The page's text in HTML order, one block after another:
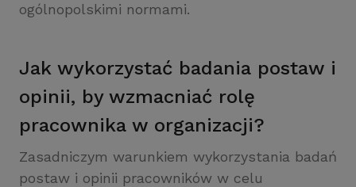
ogólnopolskimi normami.
Jak wykorzystać badania postaw i
opinii, by wzmacniać rolę
pracownika w organizacji?
Zasadniczym warunkiem wykorzystania badań
postaw i opinii pracowników w celu